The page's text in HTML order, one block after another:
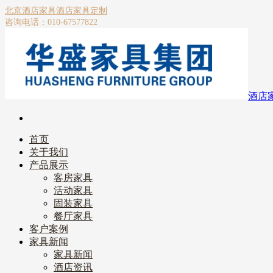
北京酒店家具酒店家具定制
咨询电话：010-67577822
酒店
首页
关于我们
产品展示
客房家具
活动家具
固装家具
餐厅家具
客户案例
家具新闻
家具新闻
酒店资讯